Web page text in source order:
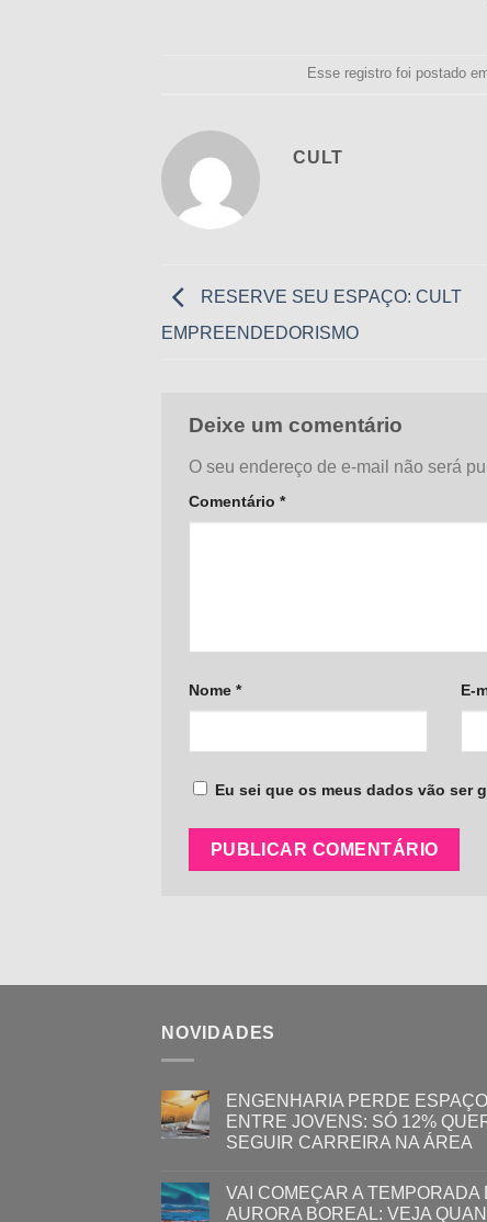
Esse registro foi postado
CULT
RESERVE SEU ESPAÇO: CULT
EMPREENDEDORISMO
Deixe um comentário
O seu endereço de e-mail não será
Comentário *
Nome * E-
Eu sei que os meus dados vão ser
NOVIDADES
ENGENHARIA PERDE ESPAÇO
ENTRE JOVENS: SÓ 12%
SEGUIR CARREIRA NA ÁREA
VAI COMEÇAR A TEMPORADA
AURORA BOREAL: VEJA